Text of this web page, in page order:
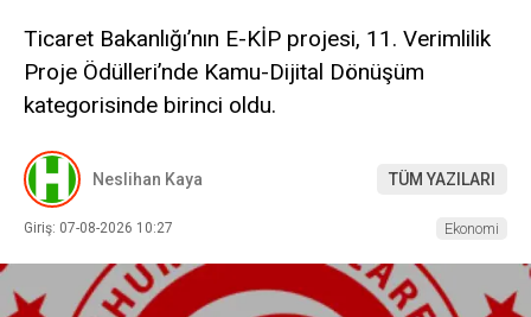
Ticaret Bakanlığı’nın E-KİP projesi, 11. Verimlilik
Proje Ödülleri’nde Kamu-Dijital Dönüşüm
kategorisinde birinci oldu.
Neslihan Kaya TÜM YAZILARI
Giriş: 07-08-2026 10:27 Ekonomi